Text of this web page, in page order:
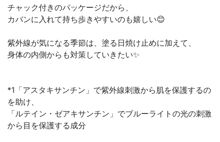
チャック付きのパッケージだから、
カバンに入れて持ち歩きやすいのも嬉しい😊
紫外線が気になる季節は、塗る日焼け止めに加えて、
身体の内側からも対策していきたい✨
*1「アスタキサンチン」で紫外線刺激から肌を保護するの
を助け、
「ルテイン・ゼアキサンチン」でブルーライトの光の刺激
から目を保護する成分